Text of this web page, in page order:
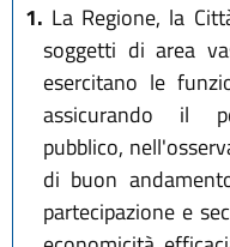
1. La Regione, la
soggetti di area
esercitano le
assicurando il
pubblico,
di buon
partecipazione e